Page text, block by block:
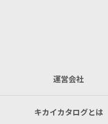
運営会社
キカイカタログとは